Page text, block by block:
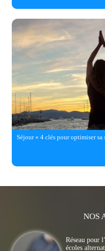
Séjour « 4 clés pour optimiser sa
NOS
Réseau pour
écoles